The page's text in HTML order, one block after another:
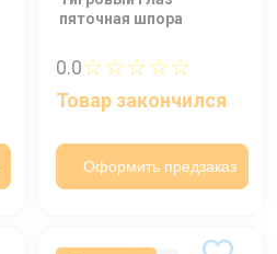
пяточная шпора
0.0☆☆☆☆☆
Товар закончился
Оформить предзаказ